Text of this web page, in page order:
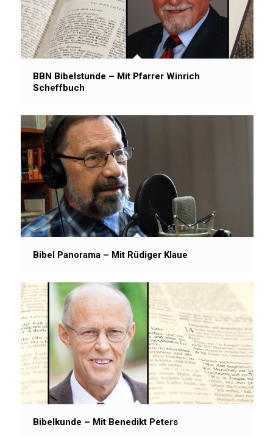
BBN Bibelstunde – Mit Pfarrer Winrich
Scheffbuch
Bibel Panorama – Mit Rüdiger Klaue
Bibelkunde – Mit Benedikt Peters